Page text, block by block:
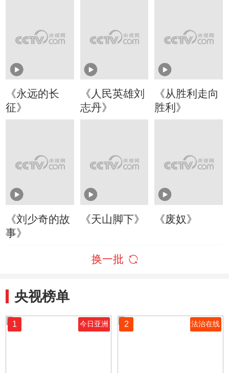
《永远的长
征》
《人民英雄刘
志丹》
《从胜利走向
胜利》
《刘少奇的故
事》
《天山脚下》 《废奴》
换一批
央视榜单
1 今日亚洲 2 法治在线